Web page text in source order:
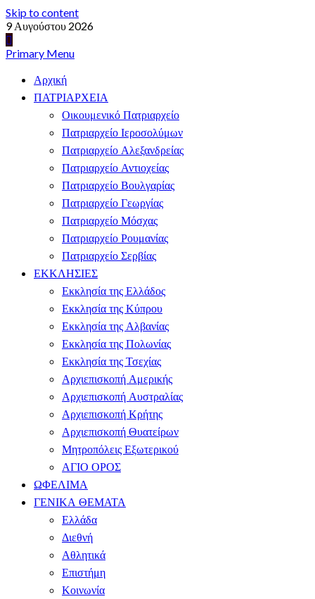
Skip to content
9 Αυγούστου 2026
Primary Menu
Αρχική
ΠΑΤΡΙΑΡΧΕΙΑ
Οικουμενικό Πατριαρχείο
Πατριαρχείο Ιεροσολύμων
Πατριαρχείο Αλεξανδρείας
Πατριαρχείο Αντιοχείας
Πατριαρχείο Βουλγαρίας
Πατριαρχείο Γεωργίας
Πατριαρχείο Μόσχας
Πατριαρχείο Ρουμανίας
Πατριαρχείο Σερβίας
ΕΚΚΛΗΣΙΕΣ
Εκκλησία της Ελλάδος
Εκκλησία της Κύπρου
Εκκλησία της Αλβανίας
Εκκλησία της Πολωνίας
Εκκλησία της Τσεχίας
Αρχιεπισκοπή Αμερικής
Αρχιεπισκοπή Αυστραλίας
Αρχιεπισκοπή Κρήτης
Αρχιεπισκοπή Θυατείρων
Μητροπόλεις Εξωτερικού
ΑΓΙΟ ΟΡΟΣ
ΩΦΕΛΙΜΑ
ΓΕΝΙΚΑ ΘΕΜΑΤΑ
Ελλάδα
Διεθνή
Αθλητικά
Επιστήμη
Κοινωνία